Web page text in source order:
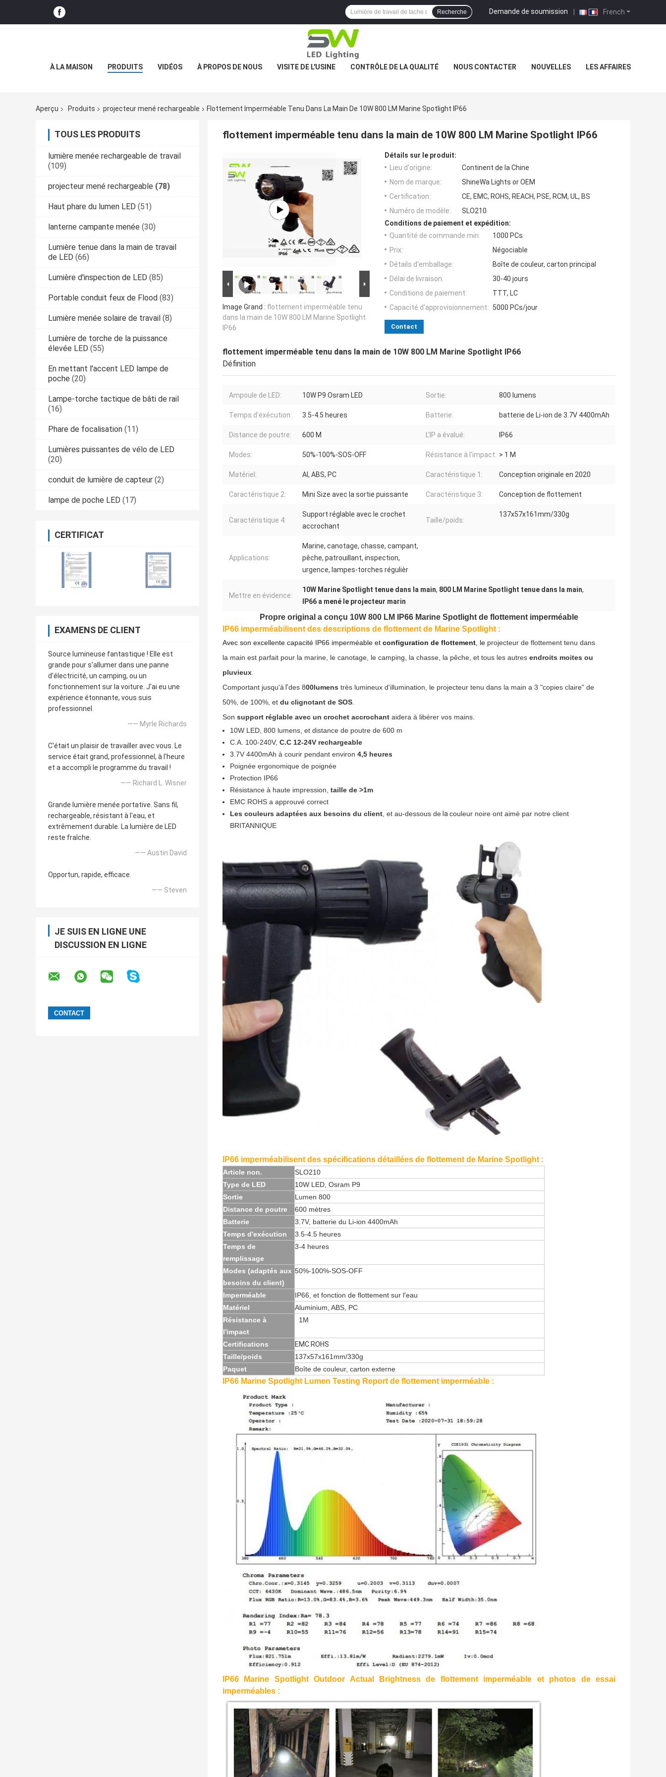
French
Demande de soumission |
Recherche
À LA MAISON PRODUITS VIDÉOS À PROPOS DE NOUS VISITE DE L'USINE CONTRÔLE DE LA QUALITÉ NOUS CONTACTER NOUVELLES LES AFFAIRES
Aperçu Produits projecteur mené rechargeable Flottement Imperméable Tenu Dans La Main De 10W 800 LM Marine Spotlight IP66
TOUS LES PRODUITS
lumière menée rechargeable de travail
(109)
projecteur mené rechargeable (78)
Haut phare du lumen LED (51)
lanterne campante menée (30)
Lumière tenue dans la main de travail
de LED (66)
Lumière d'inspection de LED (85)
Portable conduit feux de Flood (83)
Lumière menée solaire de travail (8)
Lumière de torche de la puissance
élevée LED (55)
En mettant l'accent LED lampe de
poche (20)
Lampe-torche tactique de bâti de rail
(16)
Phare de focalisation (11)
Lumières puissantes de vélo de LED
(20)
conduit de lumière de capteur (2)
lampe de poche LED (17)
CERTIFICAT
EXAMENS DE CLIENT
Source lumineuse fantastique ! Elle est
grande pour s'allumer dans une panne
d'électricité, un camping, ou un
fonctionnement sur la voiture. J'ai eu une
expérience étonnante, vous suis
professionnel.
—— Myrle Richards
C'était un plaisir de travailler avec vous. Le
service était grand, professionnel, à l'heure
et a accompli le programme du travail !
—— Richard L. Wisner
Grande lumière menée portative. Sans fil,
rechargeable, résistant à l'eau, et
extrêmement durable. La lumière de LED
reste fraîche.
—— Austin David
Opportun, rapide, efficace.
—— Steven
JE SUIS EN LIGNE UNE
DISCUSSION EN LIGNE
flottement imperméable tenu dans la main de 10W 800 LM Marine Spotlight IP66
Image Grand : flottement imperméable tenu
dans la main de 10W 800 LM Marine Spotlight
IP66
Détails sur le produit:
Lieu d'origine:
Continent de la Chine
Nom de marque:
ShineWa Lights or OEM
Certification:
CE, EMC, ROHS, REACH, PSE, RCM, UL, BS
Numéro de modèle:
SLO210
Conditions de paiement et expédition:
Quantité de commande min:
1000 PCs
Prix:
Négociable
Détails d'emballage:
Boîte de couleur, carton principal
Délai de livraison:
30-40 jours
Conditions de paiement:
TTT, LC
Capacité d'approvisionnement:
5000 PCs/jour
Contact
flottement imperméable tenu dans la main de 10W 800 LM Marine Spotlight IP66
Définition
Ampoule de LED: 10W P9 Osram LED Sortie: 800 lumens
Temps d'exécution: 3.5-4.5 heures Batterie: batterie de Li-ion de 3.7V 4400mAh
Distance de poutre: 600 M L'IP a évalué: IP66
Modes: 50%-100%-SOS-OFF Résistance à l'impact: > 1 M
Matériel: Al, ABS, PC Caractéristique 1: Conception originale en 2020
Caractéristique 2: Mini Size avec la sortie puissante Caractéristique 3: Conception de flottement
Caractéristique 4:
Support réglable avec le crochet
accrochant
Taille/poids:
137x57x161mm/330g
Applications:
Marine, canotage, chasse, campant,
pêche, patrouillant, inspection,
urgence, lampes-torches régulièr
Mettre en évidence:
10W Marine Spotlight tenue dans la main, 800 LM Marine Spotlight tenue dans la main,
IP66 a mené le projecteur marin
Propre original a conçu 10W 800 LM IP66 Marine Spotlight de flottement imperméable
IP66 imperméabilisent des descriptions de flottement de Marine Spotlight :
Avec son excellente capacité IP66 imperméable et configuration de flottement, le projecteur de flottement tenu dans
la main est parfait pour la marine, le canotage, le camping, la chasse, la pêche, et tous les autres endroits moites ou
pluvieux.
Comportant jusqu'à l'des 800lumens très lumineux d'illumination, le projecteur tenu dans la main a 3 "copies claire" de
50%, de 100%, et du clignotant de SOS.
Son support réglable avec un crochet accrochant aidera à libérer vos mains.
10W LED, 800 lumens, et distance de poutre de 600 m
C.A. 100-240V, C.C 12-24V rechargeable
3.7V 4400mAh à courir pendant environ 4,5 heures
Poignée ergonomique de poignée
Protection IP66
Résistance à haute impression, taille de >1m
EMC ROHS a approuvé correct
Les couleurs adaptées aux besoins du client, et au-dessous de lacouleur noire ont aimé par notre client
BRITANNIQUE
IP66 imperméabilisent des spécifications détaillées de flottement de Marine Spotlight :
Article non.
SLO210
Type de LED
10W LED, Osram P9
Sortie
Lumen 800
Distance de poutre
600 mètres
Batterie
3.7V, batterie du Li-ion 4400mAh
Temps d'exécution
3.5-4.5 heures
Temps de
remplissage
3-4 heures
Modes (adaptés aux
besoins du client)
50%-100%-SOS-OFF
Imperméable
IP66, et fonction de flottement sur l'eau
Matériel
Aluminium, ABS, PC
Résistance à
l'impact
1M
Certifications
EMC ROHS
Taille/poids
137x57x161mm/330g
Paquet
Boîte de couleur, carton externe
IP66 Marine Spotlight Lumen Testing Report de flottement imperméable :
IP66 Marine Spotlight Outdoor Actual Brightness de flottement imperméable et photos de essai
imperméables :